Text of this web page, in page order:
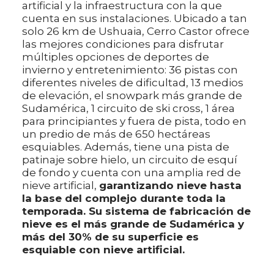
artificial y la infraestructura con la que
cuenta en sus instalaciones. Ubicado a tan
solo 26 km de Ushuaia, Cerro Castor ofrece
las mejores condiciones para disfrutar
múltiples opciones de deportes de
invierno y entretenimiento: 36 pistas con
diferentes niveles de dificultad, 13 medios
de elevación, el snowpark más grande de
Sudamérica, 1 circuito de ski cross, 1 área
para principiantes y fuera de pista, todo en
un predio de más de 650 hectáreas
esquiables. Además, tiene una pista de
patinaje sobre hielo, un circuito de esquí
de fondo y cuenta con una amplia red de
nieve artificial, garantizando nieve hasta
la base del complejo durante toda la
temporada. Su sistema de fabricación de
nieve es el más grande de Sudamérica y
más del 30% de su superficie es
esquiable con nieve artificial.